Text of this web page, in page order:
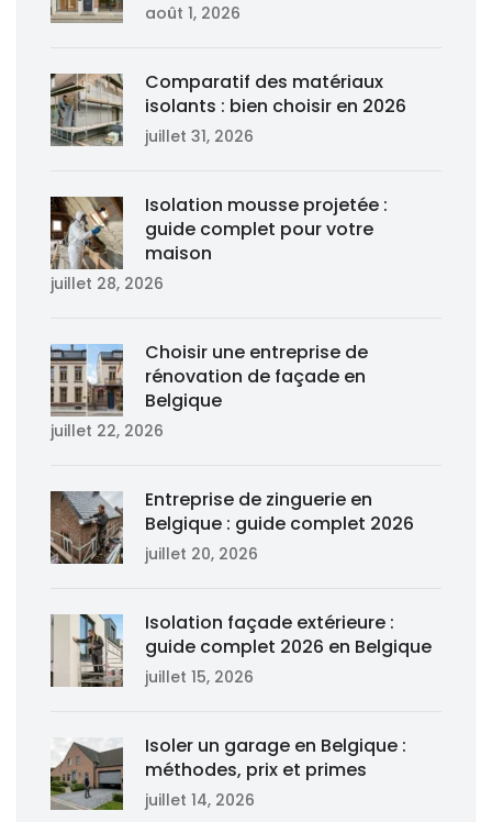
août 1, 2026
Comparatif des matériaux
isolants : bien choisir en 2026
juillet 31, 2026
Isolation mousse projetée :
guide complet pour votre
maison
juillet 28, 2026
Choisir une entreprise de
rénovation de façade en
Belgique
juillet 22, 2026
Entreprise de zinguerie en
Belgique : guide complet 2026
juillet 20, 2026
Isolation façade extérieure :
guide complet 2026 en Belgique
juillet 15, 2026
Isoler un garage en Belgique :
méthodes, prix et primes
juillet 14, 2026